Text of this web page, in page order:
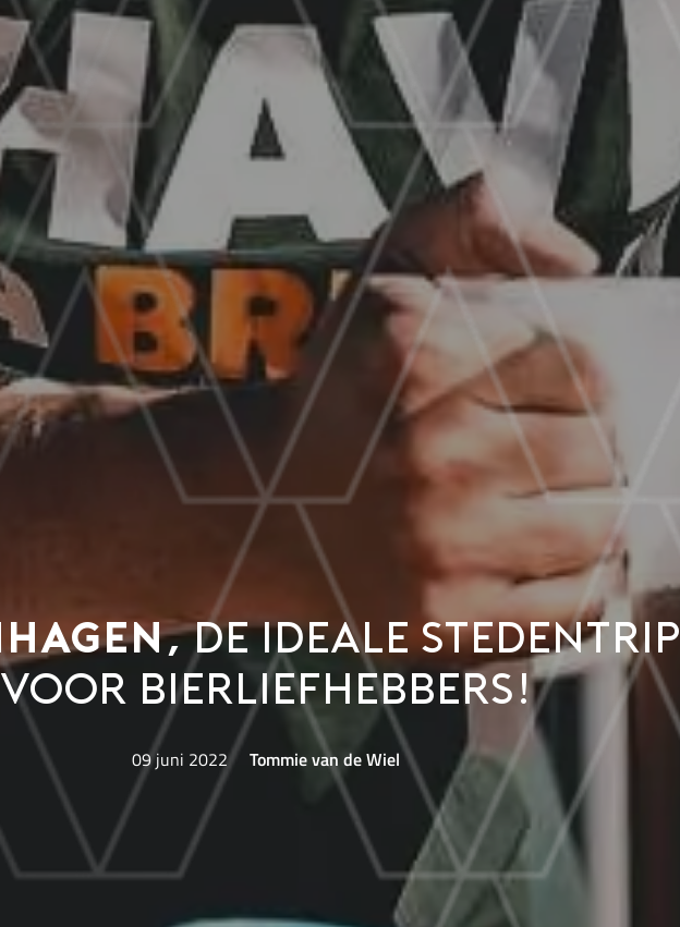
de ideale stedentrip
voor bierliefhebbers!
09 juni 2022 Tommie van de Wiel